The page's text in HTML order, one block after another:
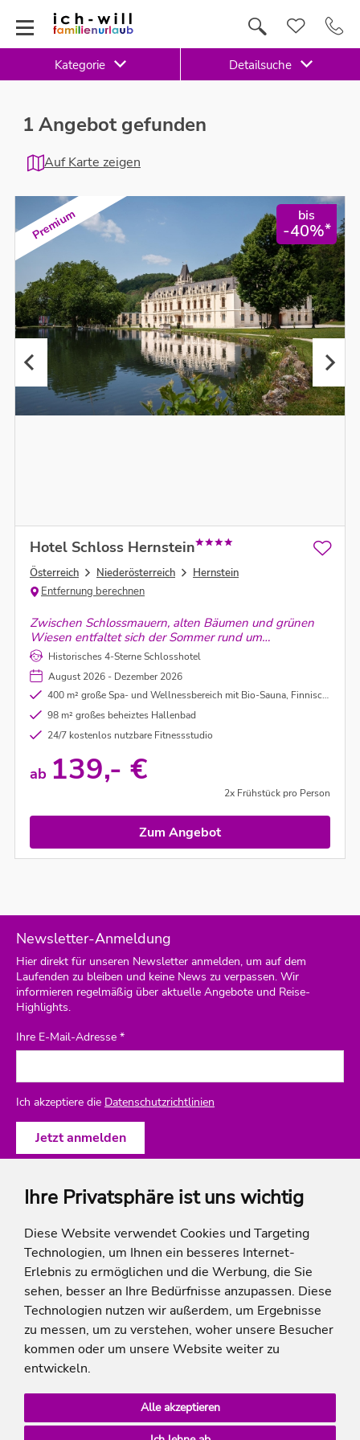
Ihre Privatsphäre ist uns wichtig
Diese Website verwendet Cookies und Targeting
Technologien, um Ihnen ein besseres Internet-
Erlebnis zu ermöglichen und die Werbung, die Sie
sehen, besser an Ihre Bedürfnisse anzupassen. Diese
Technologien nutzen wir außerdem, um Ergebnisse
zu messen, um zu verstehen, woher unsere Besucher
kommen oder um unsere Website weiter zu
entwickeln.
Alle akzeptieren
Kategorie Detailsuche
1 Angebot gefunden
Auf Karte zeigen
Premium bis
-40%*
Hotel Schloss Hernstein
Österreich Niederösterreich
Hernstein
Entfernung berechnen
Zwischen Schlossmauern, alten Bäumen und grünen
Wiesen entfaltet sich der Sommer rund um
Schlosshotel Hernstein. Ein Ort für ruhige Auszeiten im
Herzen des Wienerwald.
Historisches 4-Sterne Schlosshotel
August 2026 - Dezember 2026
400 m² große Spa- und Wellnessbereich mit Bio-Sauna, Finnischer Sauna, Dampfbad und Ruhebereich
98 m² großes beheiztes Hallenbad
24/7 kostenlos nutzbare Fitnessstudio
ab 139,- €
2x Frühstück pro Person
Zum Angebot
Newsletter-Anmeldung
Hier direkt für unseren Newsletter anmelden, um auf dem
Laufenden zu bleiben und keine News zu verpassen. Wir
informieren regelmäßig über aktuelle Angebote und Reise-
Highlights.
Ihre E-Mail-Adresse *
Ich akzeptiere die Datenschutzrichtlinien
ich-will-familienurlaub
Rechtliches
auf die Summe der Preise der Einzelleistungen.
**Streichpreise beziehen sich auf die ursprünglichen Preise des Reiseveranstalters.